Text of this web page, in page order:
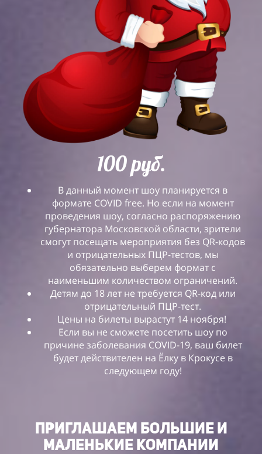
100 руб.
В данный момент шоу планируется в
формате COVID free. Но если на момент
проведения шоу, согласно распоряжению
губернатора Московской области, зрители
смогут посещать мероприятия без QR-кодов
и отрицательных ПЦР-тестов, мы
обязательно выберем формат с
наименьшим количеством ограничений.
Детям до 18 лет не требуется QR-код или
отрицательный ПЦР-тест.
Цены на билеты вырастут 14 ноября!
Если вы не сможете посетить шоу по
причине заболевания COVID-19, ваш билет
будет действителен на Ёлку в Крокусе в
следующем году!
ПРИГЛАШАЕМ БОЛЬШИЕ И
МАЛЕНЬКИЕ КОМПАНИИ